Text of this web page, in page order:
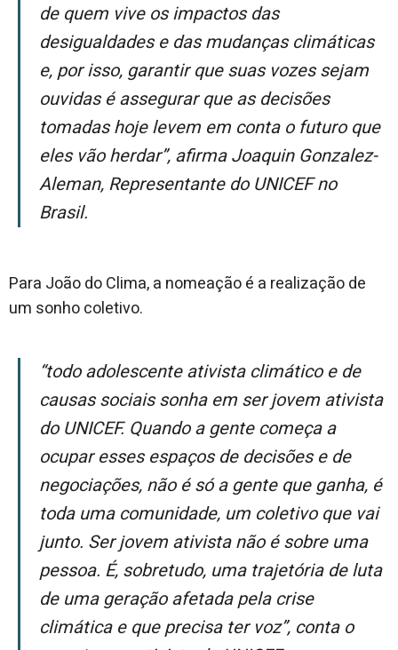
de quem vive os impactos das
desigualdades e das mudanças climáticas
e, por isso, garantir que suas vozes sejam
ouvidas é assegurar que as decisões
tomadas hoje levem em conta o futuro que
eles vão herdar”, afirma Joaquin Gonzalez-
Aleman, Representante do UNICEF no
Brasil.
Para João do Clima, a nomeação é a realização de
um sonho coletivo.
“Todo adolescente ativista climático e de
causas sociais sonha em ser jovem ativista
do UNICEF. Quando a gente começa a
ocupar esses espaços de decisões e de
negociações, não é só a gente que ganha, é
toda uma comunidade, um coletivo que vai
junto. Ser jovem ativista não é sobre uma
pessoa. É, sobretudo, uma trajetória de luta
de uma geração afetada pela crise
climática e que precisa ter voz”, conta o